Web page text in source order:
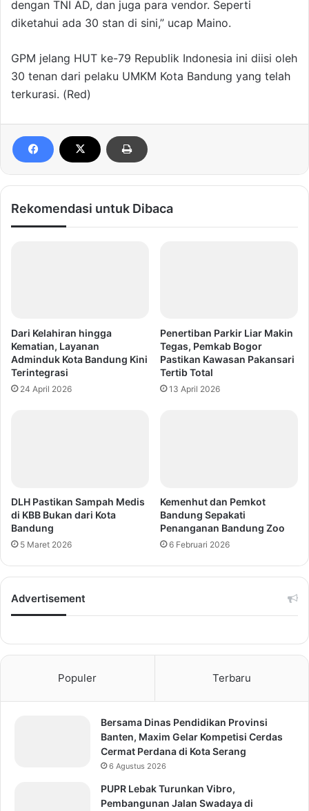
dengan TNI AD, dan juga para vendor. Seperti
diketahui ada 30 stan di sini,” ucap Maino.
GPM jelang HUT ke-79 Republik Indonesia ini diisi oleh
30 tenan dari pelaku UMKM Kota Bandung yang telah
terkurasi. (Red)
Rekomendasi untuk Dibaca
Dari Kelahiran hingga
Kematian, Layanan
Adminduk Kota Bandung Kini
Terintegrasi
24 April 2026
Penertiban Parkir Liar Makin
Tegas, Pemkab Bogor
Pastikan Kawasan Pakansari
Tertib Total
13 April 2026
DLH Pastikan Sampah Medis
di KBB Bukan dari Kota
Bandung
5 Maret 2026
Kemenhut dan Pemkot
Bandung Sepakati
Penanganan Bandung Zoo
6 Februari 2026
Advertisement
Populer Terbaru
Bersama Dinas Pendidikan Provinsi
Banten, Maxim Gelar Kompetisi Cerdas
Cermat Perdana di Kota Serang
6 Agustus 2026
PUPR Lebak Turunkan Vibro,
Pembangunan Jalan Swadaya di